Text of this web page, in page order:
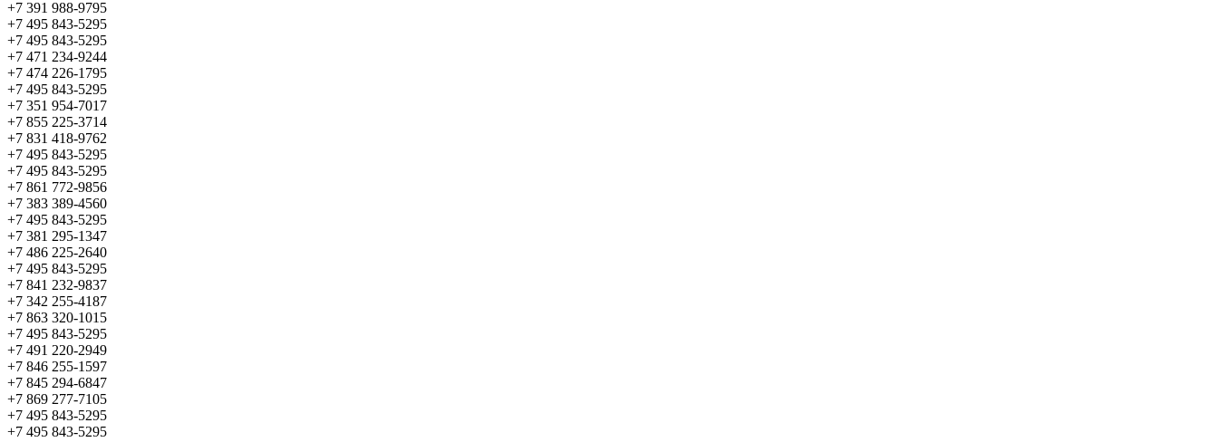
+7 391 988-9795
+7 495 843-5295
+7 495 843-5295
+7 471 234-9244
+7 474 226-1795
+7 495 843-5295
+7 351 954-7017
+7 855 225-3714
+7 831 418-9762
+7 495 843-5295
+7 495 843-5295
+7 861 772-9856
+7 383 389-4560
+7 495 843-5295
+7 381 295-1347
+7 486 225-2640
+7 495 843-5295
+7 841 232-9837
+7 342 255-4187
+7 863 320-1015
+7 495 843-5295
+7 491 220-2949
+7 846 255-1597
+7 845 294-6847
+7 869 277-7105
+7 495 843-5295
+7 495 843-5295